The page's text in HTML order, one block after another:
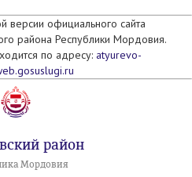
версии официального сайта
района Республики Мордовия.
по адресу: atyurevo-
район
Мордовия